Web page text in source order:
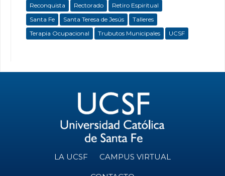
Reconquista
Rectorado
Retiro Espiritual
Santa Fe
Santa Teresa de Jesús
Talleres
Terapia Ocupacional
Trubutos Municipales UCSF
LA UCSF CAMPUS VIRTUAL